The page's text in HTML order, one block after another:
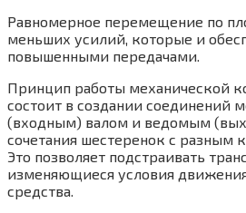
Равномерное перемещение по
меньших усилий, которые и
повышенными передачами.
Принцип работы механической
состоит в создании
(входным) валом и ведомым
сочетания шестеренок с разным
Это позволяет подстраивать
изменяющиеся условия
средства.